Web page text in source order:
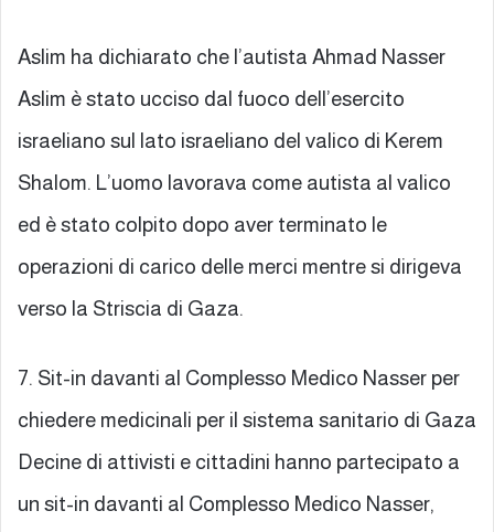
Aslim ha dichiarato che l’autista Ahmad Nasser
Aslim è stato ucciso dal fuoco dell’esercito
israeliano sul lato israeliano del valico di Kerem
Shalom. L’uomo lavorava come autista al valico
ed è stato colpito dopo aver terminato le
operazioni di carico delle merci mentre si dirigeva
verso la Striscia di Gaza.
7. Sit-in davanti al Complesso Medico Nasser per
chiedere medicinali per il sistema sanitario di Gaza
Decine di attivisti e cittadini hanno partecipato a
un sit-in davanti al Complesso Medico Nasser,